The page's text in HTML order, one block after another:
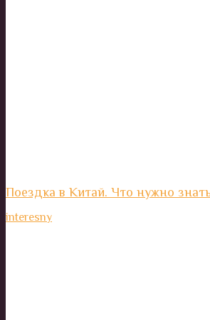
Поездка в Китай. Что нужно
interesny